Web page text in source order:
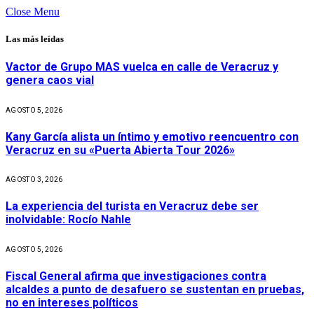
Close Menu
Las más leídas
Vactor de Grupo MAS vuelca en calle de Veracruz y
genera caos vial
AGOSTO 5, 2026
Kany García alista un íntimo y emotivo reencuentro con
Veracruz en su «Puerta Abierta Tour 2026»
AGOSTO 3, 2026
La experiencia del turista en Veracruz debe ser
inolvidable: Rocío Nahle
AGOSTO 5, 2026
Fiscal General afirma que investigaciones contra
alcaldes a punto de desafuero se sustentan en pruebas,
no en intereses políticos